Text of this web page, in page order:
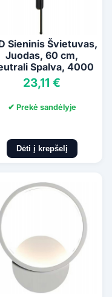
Sieninis Švietuvas,
Juodas, 60 cm,
Spalva, 4000
K,
23,11 €
✔ Prekė sandėlyje
Dėti į krepšelį